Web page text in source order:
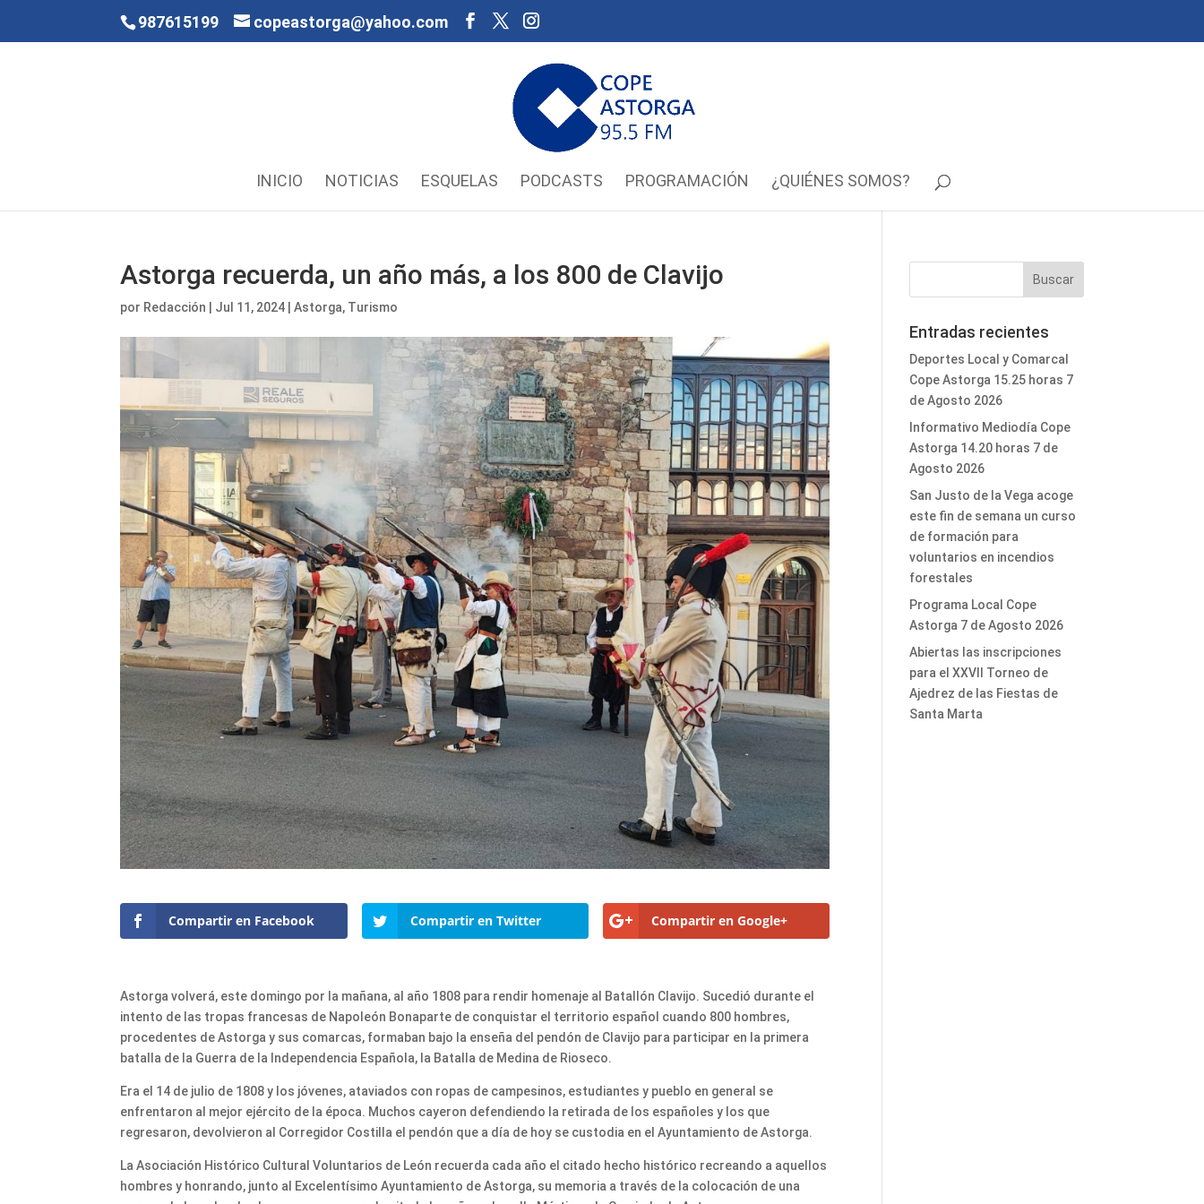
987615199 copeastorga@yahoo.com
INICIO NOTICIAS ESQUELAS PODCASTS PROGRAMACIÓN ¿QUIÉNES SOMOS?
Astorga recuerda, un año más, a los 800 de Clavijo
por Redacción Jul 11, 2024 |Astorga, Turismo
Compartir en Facebook Compartir en Twitter Compartir en Google+
Astorga volverá, este domingo por la mañana, al año 1808 para rendir homenaje al Batallón Clavijo. Sucedió durante el
intento de las tropas francesas de Napoleón Bonaparte de conquistar el territorio español cuando 800 hombres,
procedentes de Astorga y sus comarcas, formaban bajo la enseña del pendón de Clavijo para participar en la primera
batalla de la Guerra de la Independencia Española, la Batalla de Medina de Rioseco.
Era el 14 de julio de 1808 y los jóvenes, ataviados con ropas de campesinos, estudiantes y pueblo en general se
enfrentaron al mejor ejército de la época. Muchos cayeron defendiendo la retirada de los españoles y los que
regresaron, devolvieron al Corregidor Costilla el pendón que a día de hoy se custodia en el Ayuntamiento de Astorga.
La Asociación Histórico Cultural Voluntarios de León recuerda cada año el citado hecho histórico recreando a aquellos
hombres y honrando, junto al Excelentísimo Ayuntamiento de Astorga, su memoria a través de la colocación de una
Entradas recientes
Deportes Local y Comarcal
Cope Astorga 15.25 horas 7
de Agosto 2026
Informativo Mediodía Cope
Astorga 14.20 horas 7 de
Agosto 2026
San Justo de la Vega acoge
este fin de semana un curso
de formación para
voluntarios en incendios
forestales
Programa Local Cope
Astorga 7 de Agosto 2026
Abiertas las inscripciones
para el XXVII Torneo de
Ajedrez de las Fiestas de
Santa Marta